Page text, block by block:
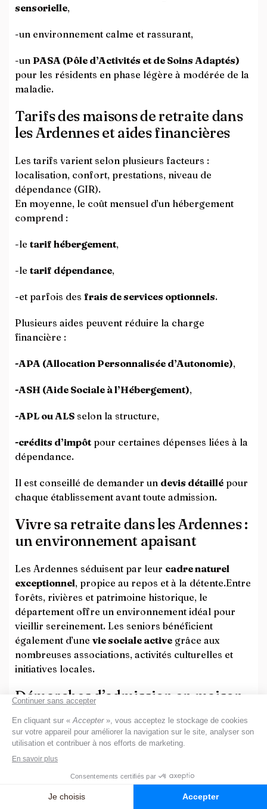
sensorielle,
-un environnement calme et rassurant,
-un PASA (Pôle d’Activités et de Soins Adaptés)
pour les résidents en phase légère à modérée de la
maladie.
Tarifs des maisons de retraite dans
les Ardennes et aides financières
Les tarifs varient selon plusieurs facteurs :
localisation, confort, prestations, niveau de
dépendance (GIR).
En moyenne, le coût mensuel d’un hébergement
comprend :
-le tarif hébergement,
-le tarif dépendance,
-et parfois des frais de services optionnels.
Plusieurs aides peuvent réduire la charge
financière :
-APA (Allocation Personnalisée d’Autonomie),
-ASH (Aide Sociale à l’Hébergement),
-APL ou ALS selon la structure,
-crédits d’impôt pour certaines dépenses liées à la
dépendance.
Il est conseillé de demander un devis détaillé pour
chaque établissement avant toute admission.
Vivre sa retraite dans les Ardennes :
un environnement apaisant
Les Ardennes séduisent par leur cadre naturel
exceptionnel, propice au repos et à la détente.Entre
forêts, rivières et patrimoine historique, le
département offre un environnement idéal pour
vieillir sereinement. Les seniors bénéficient
également d’une vie sociale active grâce aux
nombreuses associations, activités culturelles et
initiatives locales.
Démarches d’admission en maison
de retraite dans les Ardennes
L’entrée dans un établissement se fait via le
unique d’admission
volet administratifrempli par le senior ou ses
proches,